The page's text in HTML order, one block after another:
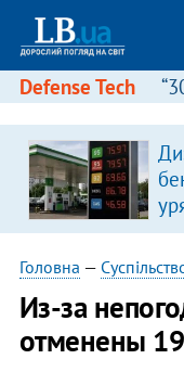
Defense Tech
Головна —
Из-за
отменены